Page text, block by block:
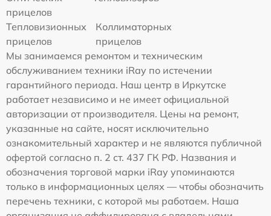
прицелов
Тепловизионных
прицелов
Коллиматорных
прицелов
Мы занимаемся ремонтом и техническим
обслуживанием техники iRay по истечении
гарантийного периода. Наш центр в Иркутске
работает независимо и не имеет официальной
авторизации от производителя. Цены на ремонт,
указанные на сайте, носят исключительно
ознакомительный характер и не являются публичной
офертой согласно п. 2 ст. 437 ГК РФ. Названия и
обозначения торговой марки iRay упоминаются
только в информационных целях — чтобы обозначить
перечень техники, с которой мы работаем. Наша